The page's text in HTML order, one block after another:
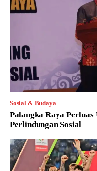
Sosial & Budaya
Palangka Raya
Perlindungan Sosial